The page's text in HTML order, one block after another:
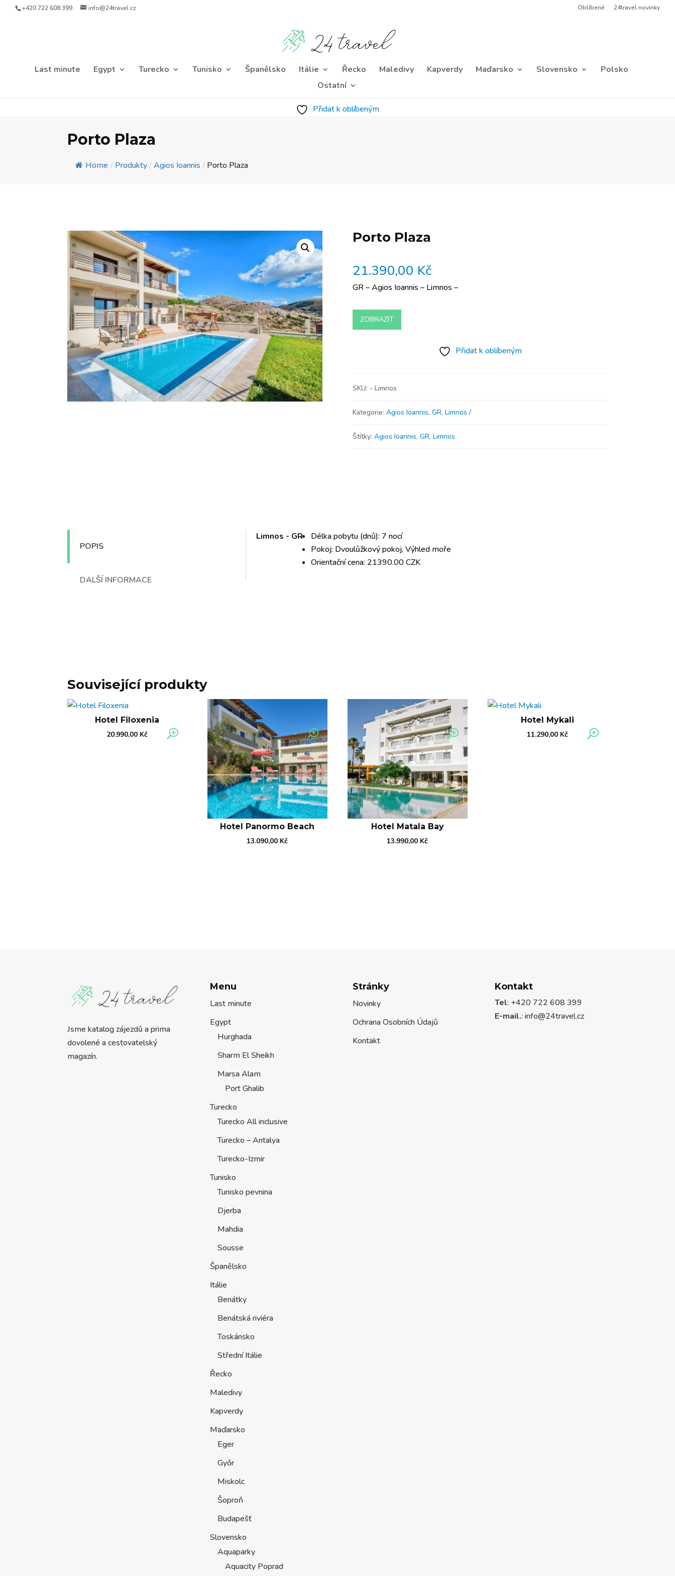
+420 722 608 399 info@24travel.cz Oblíbené 24travel novinky
Last minute Egypt Turecko Tunisko Španělsko Itálie Řecko Maledivy Kapverdy Maďarsko Slovensko
Polsko
Ostatní
Přidat k oblíbeným
Porto Plaza
Home / Produkty / Agios Ioannis / Porto Plaza
Porto Plaza
21.390,00 Kč
GR – Agios Ioannis – Limnos –
ZOBRAZIT
Přidat k oblíbeným
SKU: - Limnos
Kategorie: Agios Ioannis, GR, Limnos
Štítky: Agios Ioannis, GR, Limnos
POPIS
DALŠÍ INFORMACE
Limnos - GR
Délka pobytu (dnů): 7 nocí
Pokoj: Dvoulůžkový pokoj, Výhled moře
Orientační cena: 21390.00 CZK
Související produkty
Hotel Filoxenia
20.990,00 Kč
Hotel Panormo Beach
13.090,00 Kč
Hotel Matala Bay
13.990,00 Kč
Hotel Mykali
11.290,00 Kč
Jsme katalog zájezdů a prima
dovolené a cestovatelský
magazín.
Menu
Last minute
Egypt
Hurghada
Sharm El Sheikh
Marsa Alam
Port Ghalib
Turecko
Turecko All inclusive
Turecko – Antalya
Turecko-Izmir
Tunisko
Tunisko pevnina
Djerba
Mahdia
Sousse
Španělsko
Itálie
Benátky
Benátská riviéra
Toskánsko
Střední Itálie
Řecko
Maledivy
Kapverdy
Maďarsko
Eger
Győr
Miskolc
Šoproň
Budapešť
Slovensko
Aquaparky
Aquacity Poprad
Stránky
Novinky
Ochrana Osobních Údajů
Kontakt
Kontakt
Tel: +420 722 608 399
E-mail.:info@24travel.cz